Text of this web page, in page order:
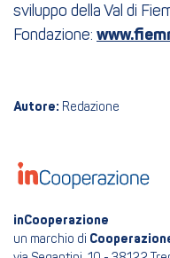
sviluppo della Val di
Fondazione:
Autore: Redazione
inCooperazione
un marchio di